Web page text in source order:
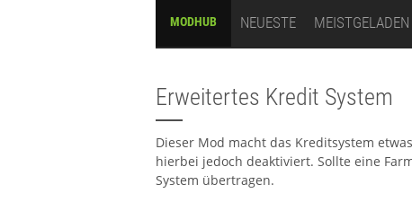
MODHUB NEUESTE MEISTGELADEN
Erweitertes Kredit System
Dieser Mod macht das Kreditsystem
hierbei jedoch deaktiviert. Sollte eine
System übertragen.